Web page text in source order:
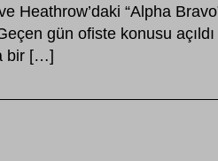
Heathrow’daki “Alpha
gün ofiste konusu
bir […]